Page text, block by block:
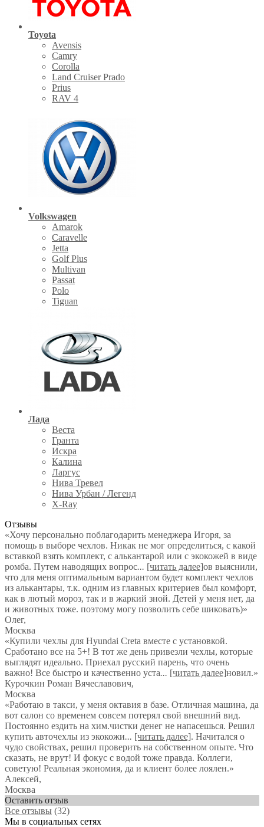
Toyota
Avensis
Camry
Corolla
Land Cruiser Prado
Prius
RAV 4
Volkswagen
Amarok
Caravelle
Jetta
Golf Plus
Multivan
Passat
Polo
Tiguan
Лада
Веста
Гранта
Искра
Калина
Ларгус
Нива Тревел
Нива Урбан / Легенд
X-Ray
Отзывы
«Хочу персонально поблагодарить менеджера Игоря, за
помощь в выборе чехлов. Никак не мог определиться, с какой
вставкой взять комплект, с алькантарой или с экокожей в виде
ромба. Путем наводящих вопрос... [читать далее]ов выяснили,
что для меня оптимальным вариантом будет комплект чехлов
из алькантары, т.к. одним из главных критериев был комфорт,
как в лютый мороз, так и в жаркий зной. Детей у меня нет, да
и животных тоже. поэтому могу позволить себе шиковать)»
Олег,
Москва
«Купили чехлы для Hyundai Creta вместе с установкой.
Сработано все на 5+! В тот же день привезли чехлы, которые
выглядят идеально. Приехал русский парень, что очень
важно! Все быстро и качественно уста... [читать далее]новил.»
Курочкин Роман Вячеславович,
Москва
«Работаю в такси, у меня октавия в базе. Отличная машина, да
вот салон со временем совсем потерял свой внешний вид.
Постоянно ездить на хим.чистки денег не напасешься. Решил
купить авточехлы из экокожи... [читать далее]. Начитался о
чудо свойствах, решил проверить на собственном опыте. Что
сказать, не врут! И фокус с водой тоже правда. Коллеги,
советую! Реальная экономия, да и клиент более лоялен.»
Алексей,
Москва
Оставить отзыв
Все отзывы (32)
Мы в социальных сетях